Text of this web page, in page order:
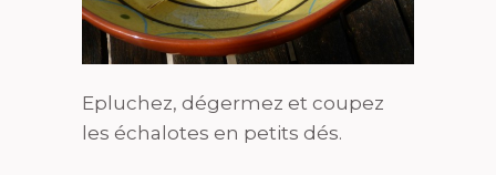
Epluchez, dégermez et coupez
les échalotes en petits dés.